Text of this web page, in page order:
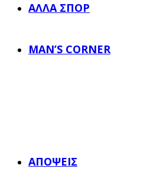
ΆΛΛΑ ΣΠΟΡ
MAN’S CORNER
ΑΠΌΨΕΙΣ